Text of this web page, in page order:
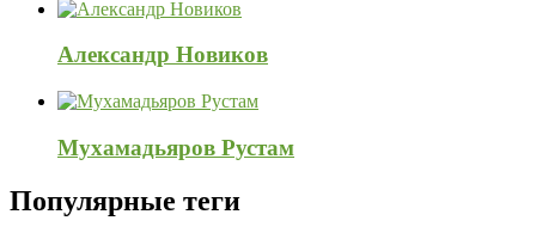
Александр Новиков
Мухамадьяров Рустам
Популярные теги